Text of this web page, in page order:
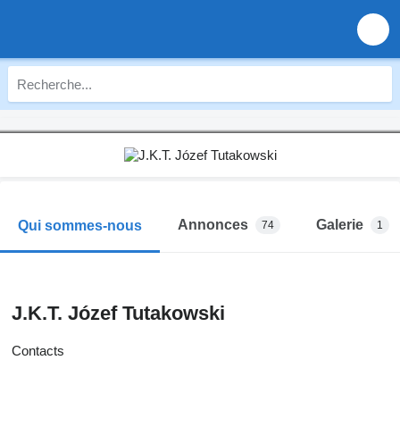
Qui sommes-nous Annonces 74 Galerie 1
J.K.T. Józef Tutakowski
Contacts